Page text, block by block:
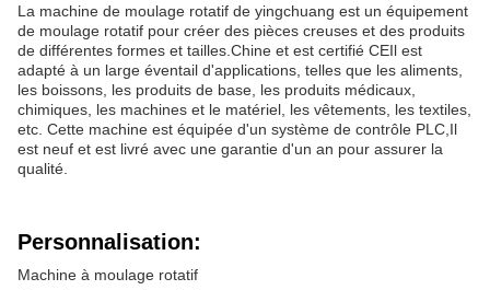
La machine de moulage rotatif de yingchuang est un équipement
de moulage rotatif pour créer des pièces creuses et des produits
de différentes formes et tailles.Chine et est certifié CEIl est
adapté à un large éventail d'applications, telles que les aliments,
les boissons, les produits de base, les produits médicaux,
chimiques, les machines et le matériel, les vêtements, les textiles,
etc. Cette machine est équipée d'un système de contrôle PLC,Il
est neuf et est livré avec une garantie d'un an pour assurer la
qualité.
Personnalisation:
Machine à moulage rotatif